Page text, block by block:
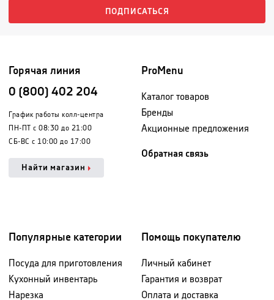
ПОДПИСАТЬСЯ
Горячая линия
0 (800) 402 204
График работы колл-центра
ПН-ПТ с 08:30 до 21:00
СБ-ВС с 10:00 до 17:00
Найти магазин
ProMenu
Каталог товаров
Бренды
Акционные предложения
Обратная связь
Популярные категории
Посуда для приготовления
Кухонный инвентарь
Нарезка
Помощь покупателю
Личный кабинет
Гарантия и возврат
Оплата и доставка